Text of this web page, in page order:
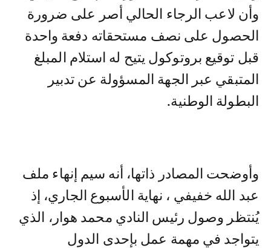
وأن لاعب الرجاء الحالي أصر على ضرورة
الحصول على نصف مستحقاته دفعة واحدة
قبل توقيع بروتوكول يتيح له استلام المبلغ
المتبقي عبر الجهة المسؤولة عن تدبير
البطولة الوطنية.
وأوضحت المصادر ذاتها، أنه سيم إنهاء ملف
عبد الله خفيفي ، نهاية الأسبوع الجاري، إذ
يُنتظر وصول رئيس النادي محمد هوار، الذي
يتواجد في مهمة عمل بإحدى الدول